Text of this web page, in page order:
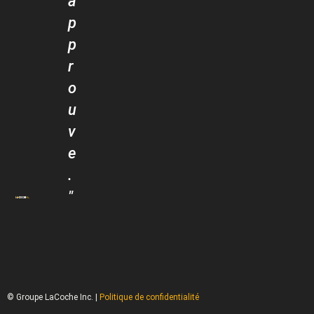
p
p
r
o
u
v
e
.
"
© Groupe LaCoche Inc. | Politique de confidentialité